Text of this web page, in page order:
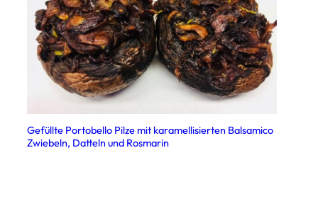
Gefüllte Portobello Pilze mit karamellisierten Balsamico
Zwiebeln, Datteln und Rosmarin